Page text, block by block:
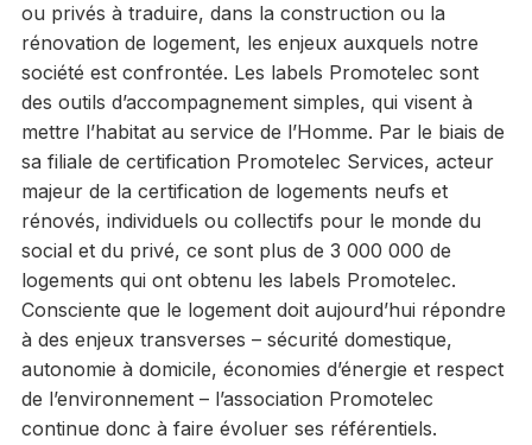
ou privés à traduire, dans la construction ou la
rénovation de logement, les enjeux auxquels notre
société est confrontée. Les labels Promotelec sont
des outils d’accompagnement simples, qui visent à
mettre l’habitat au service de l’Homme. Par le biais de
sa filiale de certification Promotelec Services, acteur
majeur de la certification de logements neufs et
rénovés, individuels ou collectifs pour le monde du
social et du privé, ce sont plus de 3 000 000 de
logements qui ont obtenu les labels Promotelec.
Consciente que le logement doit aujourd’hui répondre
à des enjeux transverses – sécurité domestique,
autonomie à domicile, économies d’énergie et respect
de l’environnement – l’association Promotelec
continue donc à faire évoluer ses référentiels.